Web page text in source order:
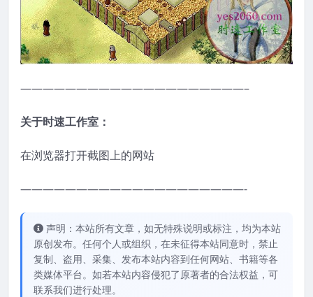
————————————————————–
关于时速工作室：
在浏览器打开截图上的网站
————————————————————-
声明：本站所有文章，如无特殊说明或标注，均为本站
原创发布。任何个人或组织，在未征得本站同意时，禁止
复制、盗用、采集、发布本站内容到任何网站、书籍等各
类媒体平台。如若本站内容侵犯了原著者的合法权益，可
联系我们进行处理。